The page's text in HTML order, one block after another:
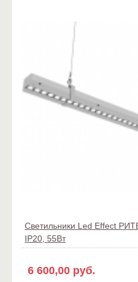
Светильники Led Effect
IP20, 55Вт
6 600,00 руб.